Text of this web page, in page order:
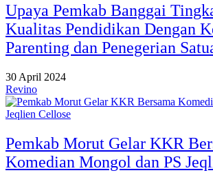
Upaya Pemkab Banggai
Kualitas Pendidikan Dengan
Parenting dan Penegerian
30 April 2024
Revino
Pemkab Morut Gelar KKR
Komedian Mongol dan PS